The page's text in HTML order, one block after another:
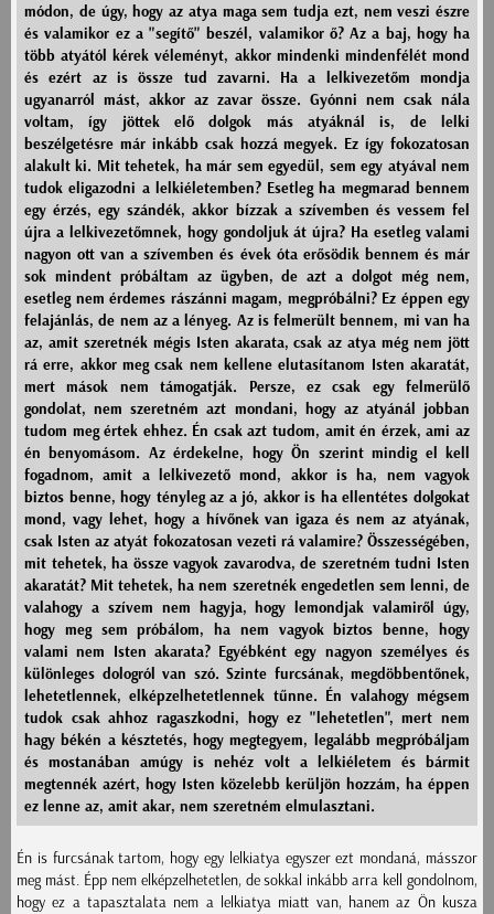
módon, de úgy, hogy az atya maga sem tudja ezt, nem veszi észre
és valamikor ez a "segítő" beszél, valamikor ő? Az a baj, hogy ha
több atyától kérek véleményt, akkor mindenki mindenfélét mond
és ezért az is össze tud zavarni. Ha a lelkivezetőm mondja
ugyanarról mást, akkor az zavar össze. Gyónni nem csak nála
voltam, így jöttek elő dolgok más atyáknál is, de lelki
beszélgetésre már inkább csak hozzá megyek. Ez így fokozatosan
alakult ki. Mit tehetek, ha már sem egyedül, sem egy atyával nem
tudok eligazodni a lelkiéletemben? Esetleg ha megmarad bennem
egy érzés, egy szándék, akkor bízzak a szívemben és vessem fel
újra a lelkivezetőmnek, hogy gondoljuk át újra? Ha esetleg valami
nagyon ott van a szívemben és évek óta erősödik bennem és már
sok mindent próbáltam az ügyben, de azt a dolgot még nem,
esetleg nem érdemes rászánni magam, megpróbálni? Ez éppen egy
felajánlás, de nem az a lényeg. Az is felmerült bennem, mi van ha
az, amit szeretnék mégis Isten akarata, csak az atya még nem jött
rá erre, akkor meg csak nem kellene elutasítanom Isten akaratát,
mert mások nem támogatják. Persze, ez csak egy felmerülő
gondolat, nem szeretném azt mondani, hogy az atyánál jobban
tudom meg értek ehhez. Én csak azt tudom, amit én érzek, ami az
én benyomásom. Az érdekelne, hogy Ön szerint mindig el kell
fogadnom, amit a lelkivezető mond, akkor is ha, nem vagyok
biztos benne, hogy tényleg az a jó, akkor is ha ellentétes dolgokat
mond, vagy lehet, hogy a hívőnek van igaza és nem az atyának,
csak Isten az atyát fokozatosan vezeti rá valamire? Összességében,
mit tehetek, ha össze vagyok zavarodva, de szeretném tudni Isten
akaratát? Mit tehetek, ha nem szeretnék engedetlen sem lenni, de
valahogy a szívem nem hagyja, hogy lemondjak valamiről úgy,
hogy meg sem próbálom, ha nem vagyok biztos benne, hogy
valami nem Isten akarata? Egyébként egy nagyon személyes és
különleges dologról van szó. Szinte furcsának, megdöbbentőnek,
lehetetlennek, elképzelhetetlennek tűnne. Én valahogy mégsem
tudok csak ahhoz ragaszkodni, hogy ez "lehetetlen", mert nem
hagy békén a késztetés, hogy megtegyem, legalább megpróbáljam
és mostanában amúgy is nehéz volt a lelkiéletem és bármit
megtennék azért, hogy Isten közelebb kerüljön hozzám, ha éppen
ez lenne az, amit akar, nem szeretném elmulasztani.
Én is furcsának tartom, hogy egy lelkiatya egyszer ezt mondaná, másszor
meg mást. Épp nem elképzelhetetlen, de sokkal inkább arra kell gondolnom,
hogy ez a tapasztalata nem a lelkiatya miatt van, hanem az Ön kusza